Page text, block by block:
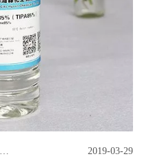
2019-03-29